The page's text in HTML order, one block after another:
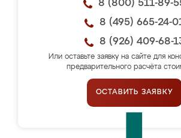
8 (800) 511-89-
8 (495) 665-24-
8 (926) 409-68-
Или оставьте заявку на сайте для
предварительного расчёта
ОСТАВИТЬ ЗАЯВКУ